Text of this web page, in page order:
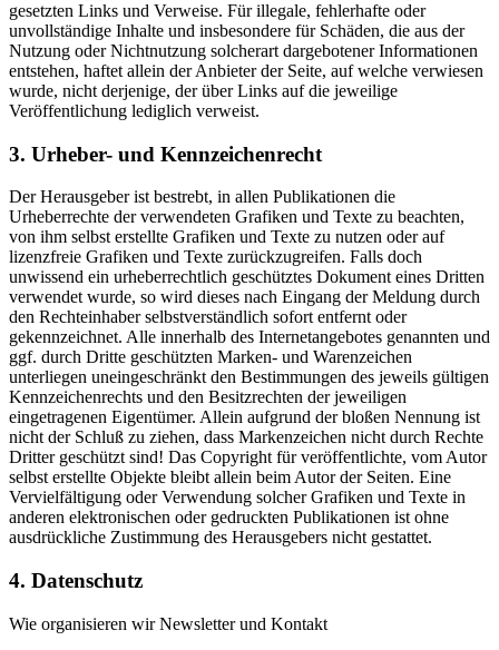
gesetzten Links und Verweise. Für illegale, fehlerhafte oder
unvollständige Inhalte und insbesondere für Schäden, die aus der
Nutzung oder Nichtnutzung solcherart dargebotener Informationen
entstehen, haftet allein der Anbieter der Seite, auf welche verwiesen
wurde, nicht derjenige, der über Links auf die jeweilige
Veröffentlichung lediglich verweist.
3. Urheber- und Kennzeichenrecht
Der Herausgeber ist bestrebt, in allen Publikationen die
Urheberrechte der verwendeten Grafiken und Texte zu beachten,
von ihm selbst erstellte Grafiken und Texte zu nutzen oder auf
lizenzfreie Grafiken und Texte zurückzugreifen. Falls doch
unwissend ein urheberrechtlich geschütztes Dokument eines Dritten
verwendet wurde, so wird dieses nach Eingang der Meldung durch
den Rechteinhaber selbstverständlich sofort entfernt oder
gekennzeichnet. Alle innerhalb des Internetangebotes genannten und
ggf. durch Dritte geschützten Marken- und Warenzeichen
unterliegen uneingeschränkt den Bestimmungen des jeweils gültigen
Kennzeichenrechts und den Besitzrechten der jeweiligen
eingetragenen Eigentümer. Allein aufgrund der bloßen Nennung ist
nicht der Schluß zu ziehen, dass Markenzeichen nicht durch Rechte
Dritter geschützt sind! Das Copyright für veröffentlichte, vom Autor
selbst erstellte Objekte bleibt allein beim Autor der Seiten. Eine
Vervielfältigung oder Verwendung solcher Grafiken und Texte in
anderen elektronischen oder gedruckten Publikationen ist ohne
ausdrückliche Zustimmung des Herausgebers nicht gestattet.
4. Datenschutz
Wie organisieren wir Newsletter und Kontakt